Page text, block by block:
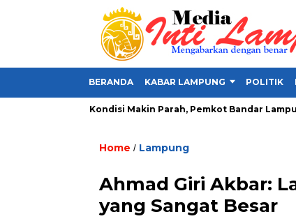
BERANDA KABAR LAMPUNG POLITIK
Kondisi Makin Parah, Pemkot Bandar Lampung
Home / Lampung
Ahmad Giri Akbar:
yang Sangat Besar